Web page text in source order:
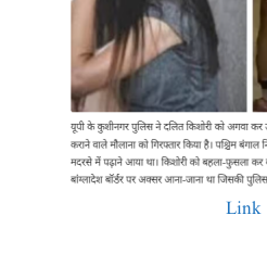
Link